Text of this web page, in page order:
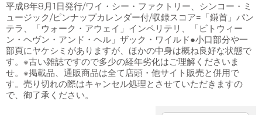
平成8年8月1日発行/ワイ・シー・ファクトリー、シンコー・ミ
ュージック/ピンナップカレンダー付/収録スコア=「鎌首」パン
テラ、「ウォーク・アウェイ」インペリテリ、「ビトウィー
ン・ヘヴン・アンド・ヘル」ザック・ワイルド●小口部分や一
部頁にヤケシミがありますが、ほかの中身は概ね良好な状態で
す。※古い雑誌ですので多少の経年劣化はご理解くださいま
せ。※掲載品、通販商品は全て店頭・他サイト販売と併用で
す。売り切れの際はキャンセル処理とさせていただきますの
で、御了承ください。